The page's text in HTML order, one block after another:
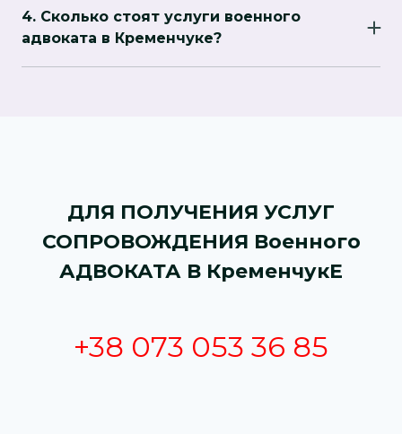
основания и оформить документы.
заявление на выплаты (за ранения, смерть
военнослужащего, участие в боевых
действиях). Если компенсация была
4. Сколько стоят услуги военного
адвоката в Кременчуке?
ДЛЯ ПОЛУЧЕНИЯ УСЛУГ
СОПРОВОЖДЕНИЯ Военного
АДВОКАТА В КременчукЕ
+38 073 053 36 85